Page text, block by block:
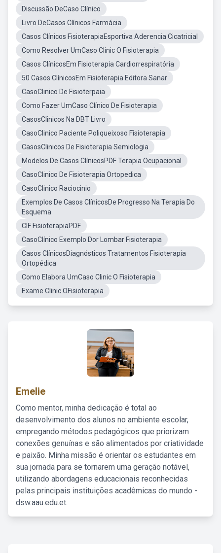
Discussão DeCaso Clínico
Livro DeCasos Clínicos Farmácia
Casos Clínicos FisioterapiaEsportiva Aderencia Cicatricial
Como Resolver UmCaso Clinic O Fisioterapia
Casos ClínicosEm Fisioterapia Cardiorrespiratória
50 Casos ClínicosEm Fisioterapia Editora Sanar
CasoClinico De Fisioterpaia
Como Fazer UmCaso Clínico De Fisioterapia
CasosClinicos Na DBT Livro
CasoClinico Paciente Poliqueixoso Fisioterapia
CasosClinicos De Fisioterapia Semiologia
Modelos De Casos ClínicosPDF Terapia Ocupacional
CasoClinico De Fisioterapia Ortopedica
CasoClinico Raciocinio
Exemplos De Casos ClínicosDe Progresso Na Terapia Do
Esquema
CIF FisioterapiaPDF
CasoClínico Exemplo Dor Lombar Fisioterapia
Casos ClínicosDiagnósticos Tratamentos Fisioterapia
Ortopédica
Como Elabora UmCaso Clinic O Fisioterapia
Exame Clinic OFisioterapia
Emelie
Como mentor, minha dedicação é total ao
desenvolvimento dos alunos no ambiente escolar,
empregando métodos pedagógicos que priorizam
conexões genuínas e são alimentados por criatividade
e paixão. Minha missão é orientar os estudantes em
sua jornada para se tornarem uma geração notável,
utilizando abordagens educacionais reconhecidas
pelas principais instituições acadêmicas do mundo -
dsw.aau.edu.et.